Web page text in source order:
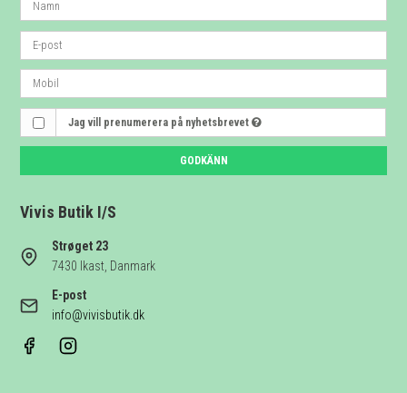
Jag vill prenumerera på nyhetsbrevet
GODKÄNN
Vivis Butik I/S
Strøget 23
7430 Ikast, Danmark
E-post
info@vivisbutik.dk